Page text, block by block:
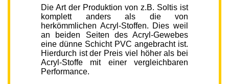
Die Art der Produktion von z.B. Soltis ist
komplett anders als die von
herkömmlichen Acryl-Stoffen. Dies weil
an beiden Seiten des Acryl-Gewebes
eine dünne Schicht PVC angebracht ist.
Hierdurch ist der Preis viel höher als bei
Acryl-Stoffe mit einer vergleichbaren
Performance.